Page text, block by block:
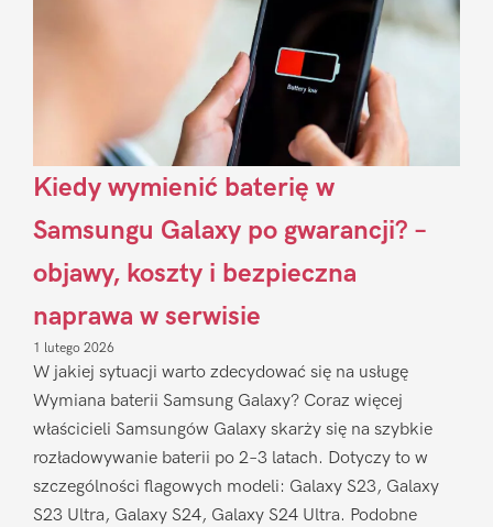
Kiedy wymienić baterię w
Samsungu Galaxy po gwarancji? –
objawy, koszty i bezpieczna
naprawa w serwisie
1 lutego 2026
W jakiej sytuacji warto zdecydować się na usługę
Wymiana baterii Samsung Galaxy? Coraz więcej
właścicieli Samsungów Galaxy skarży się na szybkie
rozładowywanie baterii po 2–3 latach. Dotyczy to w
szczególności flagowych modeli: Galaxy S23, Galaxy
S23 Ultra, Galaxy S24, Galaxy S24 Ultra. Podobne